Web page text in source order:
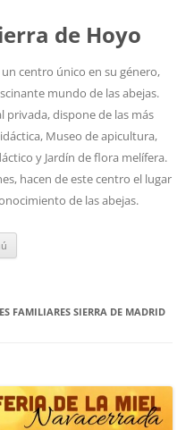
de Hoyo
centro único en su género,
mundo de las abejas.
privada, dispone de las más
Museo de apicultura,
y Jardín de flora melífera.
hacen de este centro el lugar
de las abejas.
FAMILIARES SIERRA DE MADRID